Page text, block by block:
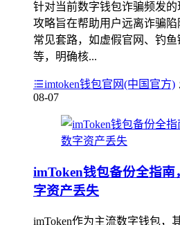
针对当前数字钱包诈骗频发
攻略旨在帮助用户远离诈骗
常见套路，如虚假官网、钓
等，明确核...
imtoken钱包官网(中国官方)
08-07
imToken钱包备份全指
字资产丢失
imToken作为主流数字钱包，